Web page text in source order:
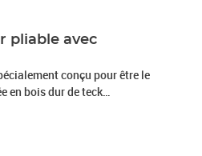
pliable avec
conçu pour être le
en bois dur de teck
séchée au four
rend bien plus adapté aux